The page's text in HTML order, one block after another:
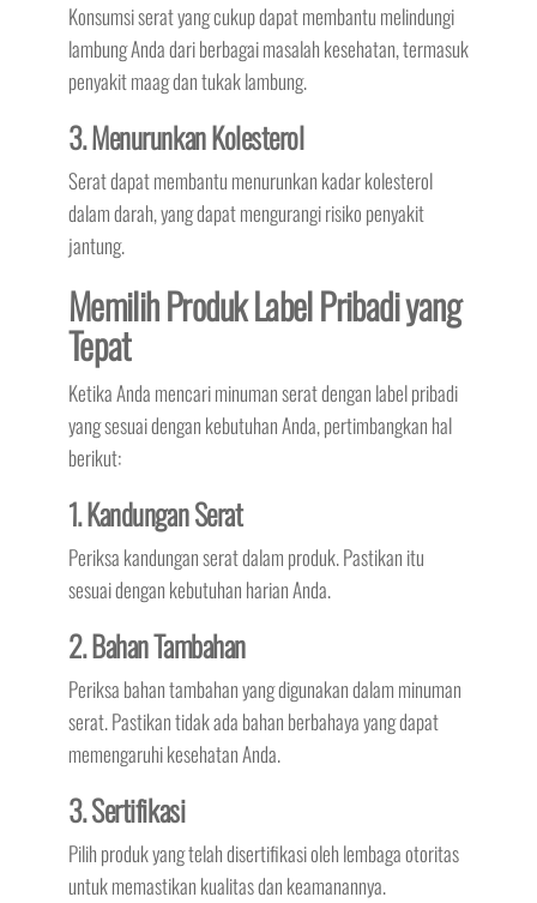
Konsumsi serat yang cukup dapat membantu melindungi
lambung Anda dari berbagai masalah kesehatan, termasuk
penyakit maag dan tukak lambung.
3. Menurunkan Kolesterol
Serat dapat membantu menurunkan kadar kolesterol
dalam darah, yang dapat mengurangi risiko penyakit
jantung.
Memilih Produk Label Pribadi yang
Tepat
Ketika Anda mencari minuman serat dengan label pribadi
yang sesuai dengan kebutuhan Anda, pertimbangkan hal
berikut:
1. Kandungan Serat
Periksa kandungan serat dalam produk. Pastikan itu
sesuai dengan kebutuhan harian Anda.
2. Bahan Tambahan
Periksa bahan tambahan yang digunakan dalam minuman
serat. Pastikan tidak ada bahan berbahaya yang dapat
memengaruhi kesehatan Anda.
3. Sertifikasi
Pilih produk yang telah disertifikasi oleh lembaga otoritas
untuk memastikan kualitas dan keamanannya.